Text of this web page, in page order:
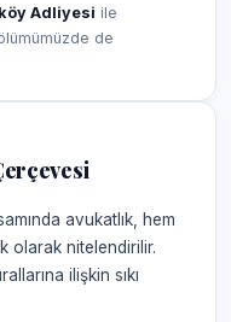
Adliyesi ile
de
avukatlık, hem
olarak nitelendirilir.
ilişkin sıkı